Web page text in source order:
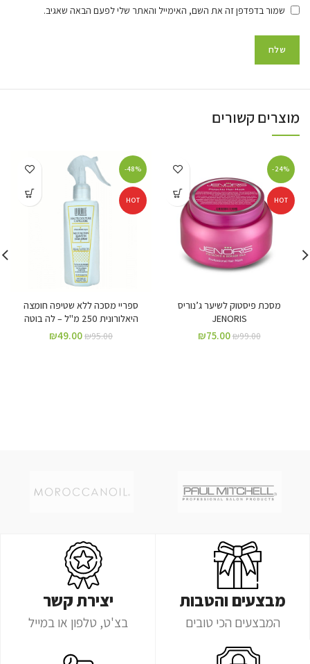
שמור בדפדפן זה את השם, האימייל והאתר שלי לפעם הבאה שאגיב.
מוצרים קשורים
-24%
HOT
מסכת פיסטוק לשיער ג’נוריס
JENORIS
₪99.00
₪75.00
-48%
HOT
ספריי מסכה ללא שטיפה חומצה
היאלורונית 250 מ"ל – לה בוטה
₪95.00
₪49.00
מבצעים והטבות
המבצעים הכי טובים
יצירת קשר
בצ'ט, טלפון או במייל